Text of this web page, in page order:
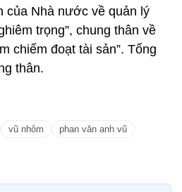
của Nhà nước về quản lý
trọng”, chung thân về
chiếm đoạt tài sản”. Tổng
thân.
vũ nhôm phan văn anh vũ